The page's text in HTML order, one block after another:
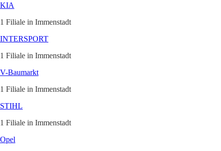
KIA
1 Filiale in Immenstadt
INTERSPORT
1 Filiale in Immenstadt
V-Baumarkt
1 Filiale in Immenstadt
STIHL
1 Filiale in Immenstadt
Opel